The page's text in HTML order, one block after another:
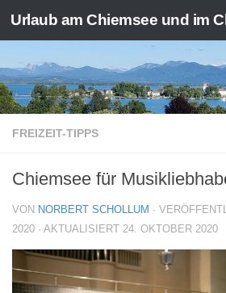
Zum Inhalt springen
FREIZEIT-TIPPS
Chiemsee für
VON NORBERT SCHOLLUM ·
2020 · AKTUALISIERT 24. OKTOBER 2020